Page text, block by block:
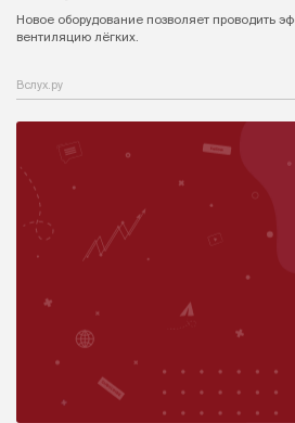
Новое оборудование позволяет проводить
вентиляцию лёгких.
Вслух.ру